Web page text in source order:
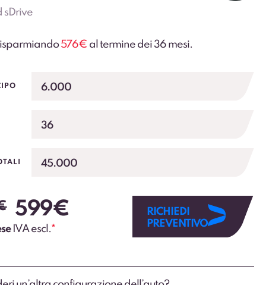
sDrive
576€ al termine dei 36 mesi.
6.000
36
45.000
599€
IVA escl.*
RICHIEDI
PREVENTIVO